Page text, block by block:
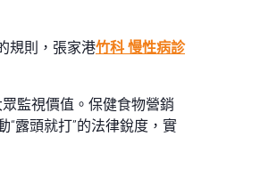
規則，張家港竹科 慢性病診
監視價值。保健食物營銷
“露頭就打”的法律銳度，實